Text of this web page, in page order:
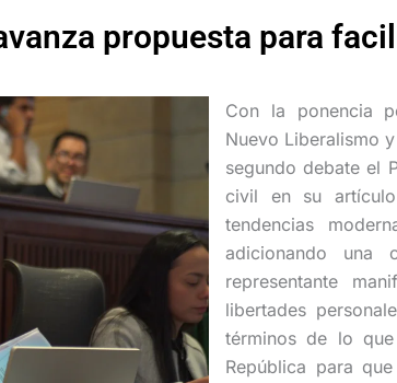
propuesta para
Con la ponencia
Nuevo Liberalismo
segundo debate el
civil en su
tendencias
adicionando una
representante
libertades
términos de lo
República para